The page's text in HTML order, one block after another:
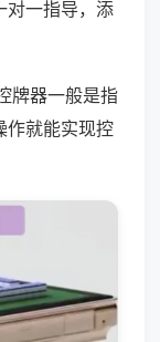
对一指导，添
牌器一般是指
作就能实现控